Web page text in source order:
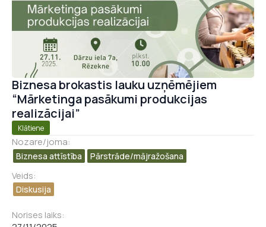
Biznesa brokastis lauku uzņēmējiem
“Mārketinga pasākumi produkcijas
realizācijai”
Klātiene
Nozare/joma:
Biznesa attīstība​
Pārstrāde/mājražošana​
Veids:
Diskusija
Norises laiks: